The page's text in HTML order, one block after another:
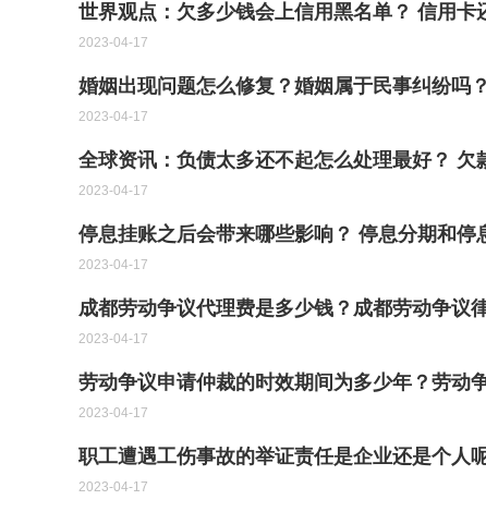
世界观点：欠多少钱会上信用黑名单？ 信用卡
2023-04-17
婚姻出现问题怎么修复？婚姻属于民事纠纷吗？
2023-04-17
全球资讯：负债太多还不起怎么处理最好？ 欠
2023-04-17
停息挂账之后会带来哪些影响？ 停息分期和停
2023-04-17
成都劳动争议代理费是多少钱？成都劳动争议
2023-04-17
劳动争议申请仲裁的时效期间为多少年？劳动
2023-04-17
职工遭遇工伤事故的举证责任是企业还是个人
2023-04-17